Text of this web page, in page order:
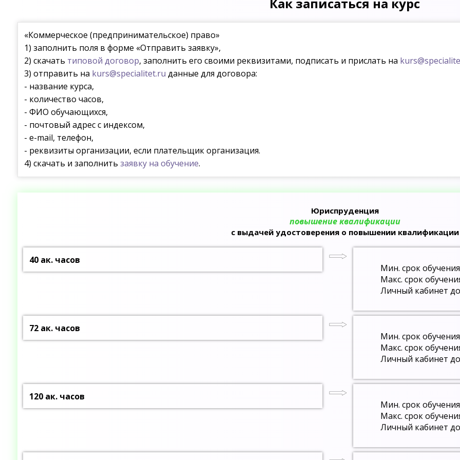
«Коммерческое (предпринимательское) право»
1) заполнить поля в форме «Отправить заявку»,
2) скачать типовой договор, заполнить его своими реквизитами, подписать и прислать на
3) отправить на kurs@specialitet.ru данные для договора:
- название курса,
- количество часов,
- ФИО обучающихся,
- почтовый адрес с индексом,
- e-mail, телефон,
- реквизиты организации, если плательщик организация.
4) скачать и заполнитьзаявку на обучение.
Юриспруденция
повышение квалификации
с выдачей удостоверения о повышении квалификации
40 ак. часов
Мин. срок
Макс. срок
Личный кабинет
72 ак. часов
Мин. срок
Макс. срок
Личный кабинет
120 ак. часов
Мин. срок
Макс. срок
Личный кабинет